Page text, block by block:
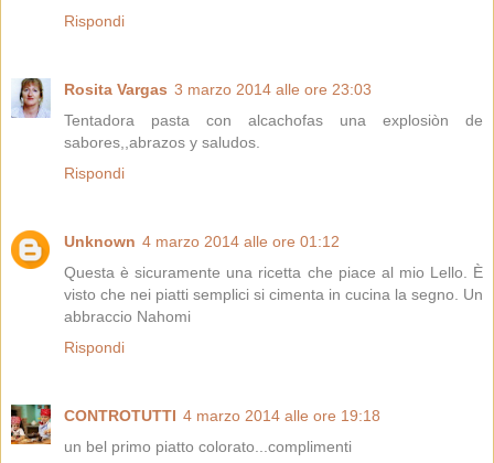
Rispondi
Rosita Vargas 3 marzo 2014 alle ore 23:03
Tentadora pasta con alcachofas una explosiòn de
sabores,,abrazos y saludos.
Rispondi
Unknown 4 marzo 2014 alle ore 01:12
Questa è sicuramente una ricetta che piace al mio Lello. È
visto che nei piatti semplici si cimenta in cucina la segno. Un
abbraccio Nahomi
Rispondi
CONTROTUTTI 4 marzo 2014 alle ore 19:18
un bel primo piatto colorato...complimenti